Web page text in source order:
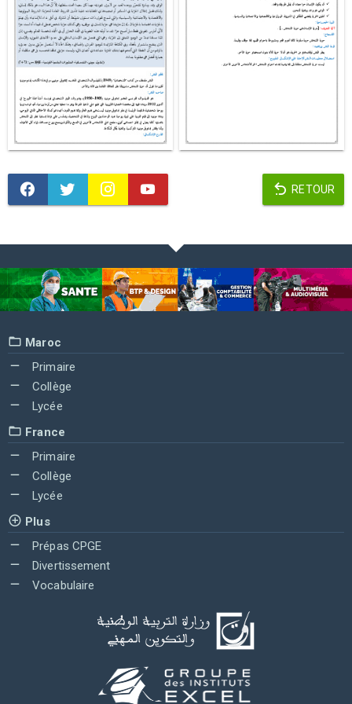
RETOUR
Maroc
Primaire
Collège
Lycée
France
Primaire
Collège
Lycée
Plus
Prépas CPGE
Divertissement
Vocabulaire